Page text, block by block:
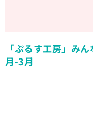
「ぷるす工房」み
月-3月